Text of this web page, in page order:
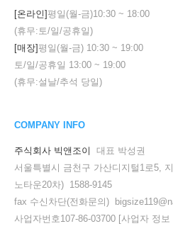
[온라인]평일(월-금)10:30 ~ 18:00
(휴무:토/일/공휴일)
[매장]평일(월-금) 10:30 ~ 19:00
토/일/공휴일 13:00 ~ 19:00
(휴무:설날/추석 당일)
COMPANY INFO
주식회사 빅앤조이
대표 박성권
서울특별시 금천구 가산디지털1로5,
노타운20차) 1588-9145
fax 수신차단(전화문의)
사업자번호107-86-03700 [사업자 정보